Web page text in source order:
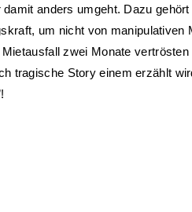
anders umgeht. Dazu
um nicht von manipulativen
zwei Monate
tragische Story einem erzählt